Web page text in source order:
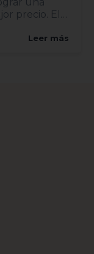
precio. El
Leer más